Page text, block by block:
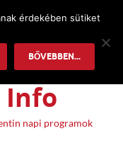
Info
napi programok
érdekében sütiket
BŐVEBBEN...